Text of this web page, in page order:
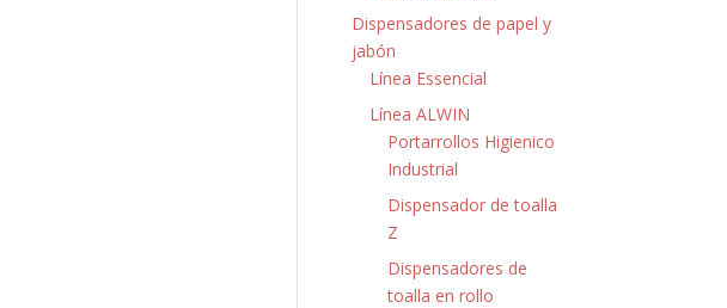
Dispensadores de papel y
jabón
Línea Essencial
Línea ALWIN
Portarrollos Higienico
Industrial
Dispensador de toalla
Z
Dispensadores de
toalla en rollo